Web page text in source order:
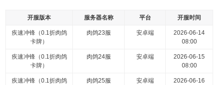
开服版本 服务器名称 平台 开服时间
疾速冲锋（0.1折肉鸽
卡牌）
肉鸽23服 安卓端
2026-06-14
08:00
疾速冲锋（0.1折肉鸽
卡牌）
肉鸽24服 安卓端
2026-06-15
08:00
疾速冲锋（0.1折肉鸽
肉鸽25服 安卓端
2026-06-16